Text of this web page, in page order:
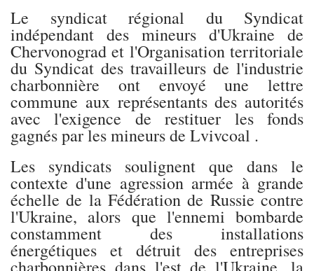
Le syndicat régional du Syndicat
indépendant des mineurs d'Ukraine de
Chervonograd et l'Organisation territoriale
du Syndicat des travailleurs de l'industrie
charbonnière ont envoyé une lettre
commune aux représentants des autorités
avec l'exigence de restituer les fonds
gagnés par les mineurs de Lvivcoal .
Les syndicats soulignent que dans le
contexte d'une agression armée à grande
échelle de la Fédération de Russie contre
l'Ukraine, alors que l'ennemi bombarde
constamment des installations
énergétiques et détruit des entreprises